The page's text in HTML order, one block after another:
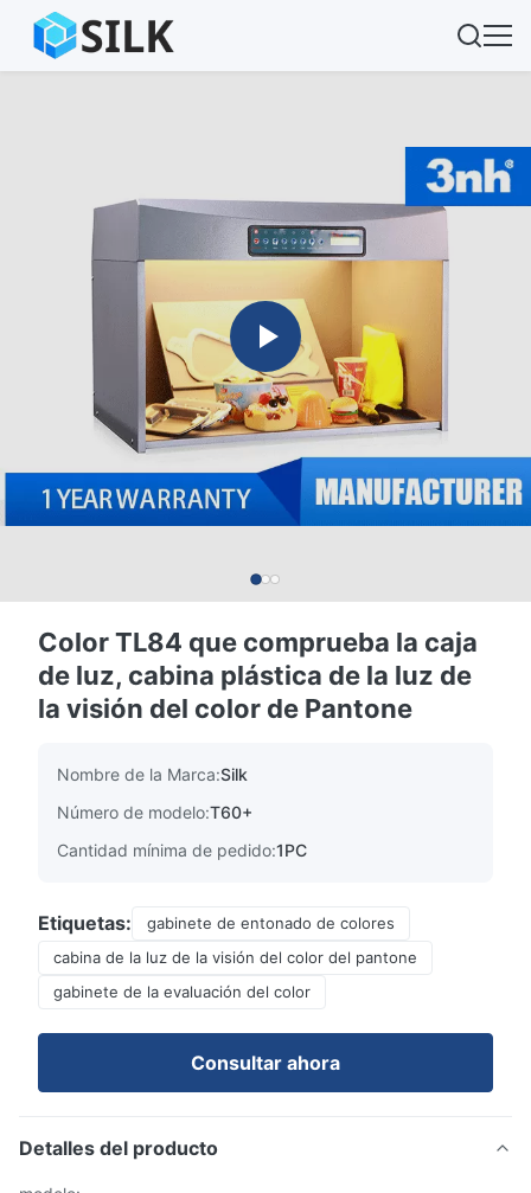
Color TL84 que comprueba la caja
de luz, cabina plástica de la luz de
la visión del color de Pantone
Nombre de la Marca:Silk
Número de modelo:T60+
Cantidad mínima de pedido:1PC
Etiquetas:
gabinete de entonado de colores
cabina de la luz de la visión del color del pantone
gabinete de la evaluación del color
Consultar ahora
Detalles del producto